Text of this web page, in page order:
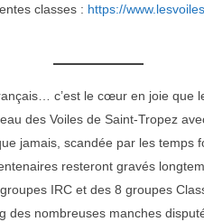
classes : https://
c’est le cœur en joie que
des Voiles de Saint-Tropez
jamais, scandée par les
resteront gravés
IRC et des 8 groupes
des nombreuses manches